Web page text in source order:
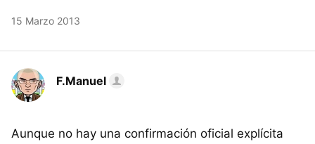
15 Marzo 2013
F.Manuel
Aunque no hay una confirmación oficial explícita